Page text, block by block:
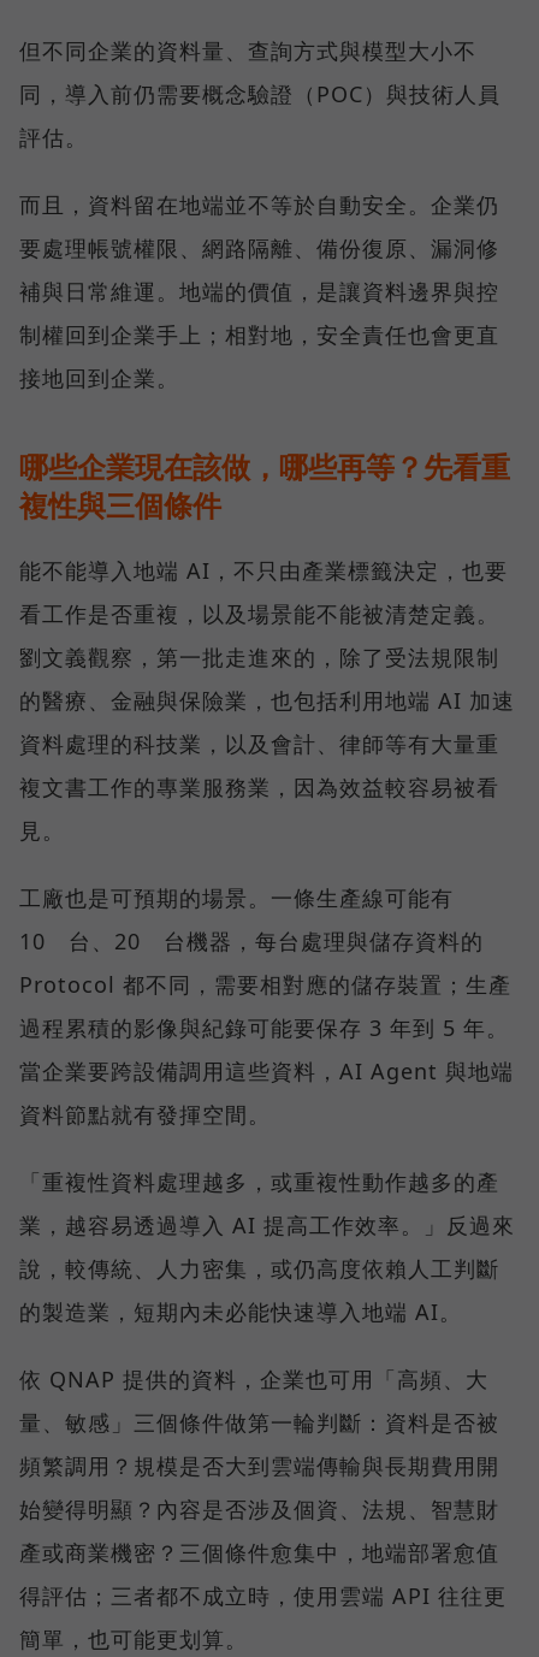
但不同企業的資料量、查詢方式與模型大小不
同，導入前仍需要概念驗證（POC）與技術人員
評估。
而且，資料留在地端並不等於自動安全。企業仍
要處理帳號權限、網路隔離、備份復原、漏洞修
補與日常維運。地端的價值，是讓資料邊界與控
制權回到企業手上；相對地，安全責任也會更直
接地回到企業。
哪些企業現在該做，哪些再等？先看重
複性與三個條件
能不能導入地端 AI，不只由產業標籤決定，也要
看工作是否重複，以及場景能不能被清楚定義。
劉文義觀察，第一批走進來的，除了受法規限制
的醫療、金融與保險業，也包括利用地端 AI 加速
資料處理的科技業，以及會計、律師等有大量重
複文書工作的專業服務業，因為效益較容易被看
見。
工廠也是可預期的場景。一條生產線可能有
10 台、20 台機器，每台處理與儲存資料的
Protocol 都不同，需要相對應的儲存裝置；生產
過程累積的影像與紀錄可能要保存 3 年到 5 年。
當企業要跨設備調用這些資料，AI Agent 與地端
資料節點就有發揮空間。
「重複性資料處理越多，或重複性動作越多的產
業，越容易透過導入 AI 提高工作效率。」反過來
說，較傳統、人力密集，或仍高度依賴人工判斷
的製造業，短期內未必能快速導入地端 AI。
依 QNAP 提供的資料，企業也可用「高頻、大
量、敏感」三個條件做第一輪判斷：資料是否被
頻繁調用？規模是否大到雲端傳輸與長期費用開
始變得明顯？內容是否涉及個資、法規、智慧財
產或商業機密？三個條件愈集中，地端部署愈值
得評估；三者都不成立時，使用雲端 API 往往更
簡單，也可能更划算。